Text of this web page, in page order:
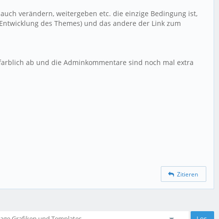
verändern, weitergeben etc. die einzige Bedingung ist,
des Themes) und das andere der Link zum
ab und die Adminkommentare sind noch mal extra
Zitieren